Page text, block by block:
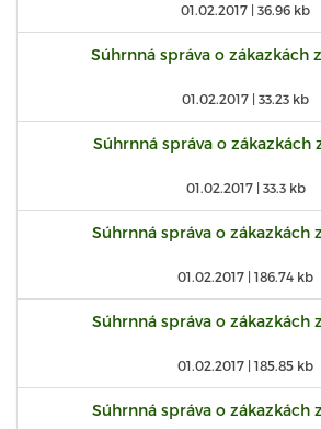
01.02.2017 | 36.96 kb
Súhrnná správa o zákazkách
01.02.2017 | 33.23 kb
Súhrnná správa o zákazkách
01.02.2017 | 33.3 kb
Súhrnná správa o zákazkách
01.02.2017 | 186.74 kb
Súhrnná správa o zákazkách
01.02.2017 | 185.85 kb
Súhrnná správa o zákazkách